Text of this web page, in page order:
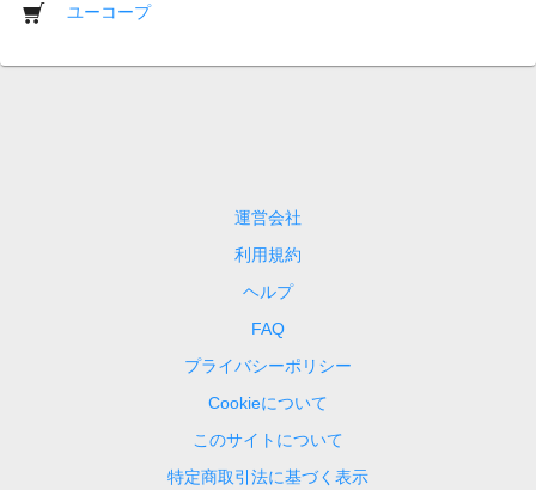
ユーコープ
運営会社
利用規約
ヘルプ
FAQ
プライバシーポリシー
Cookieについて
このサイトについて
特定商取引法に基づく表示